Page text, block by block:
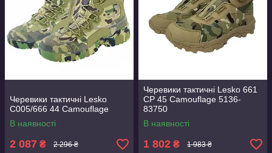
Черевики тактичні Lesko
C005/666 44 Camouflage
В наявності
2 087 ₴ 2 296 ₴
Черевики тактичні Lesko 661
CP 45 Camouflage 5136-
83750
В наявності
1 802 ₴ 1 983 ₴